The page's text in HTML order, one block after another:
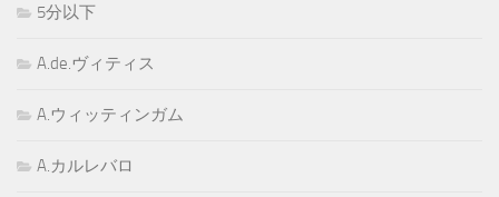
5分以下
A.de.ヴィティス
A.ウィッティンガム
A.カルレバロ